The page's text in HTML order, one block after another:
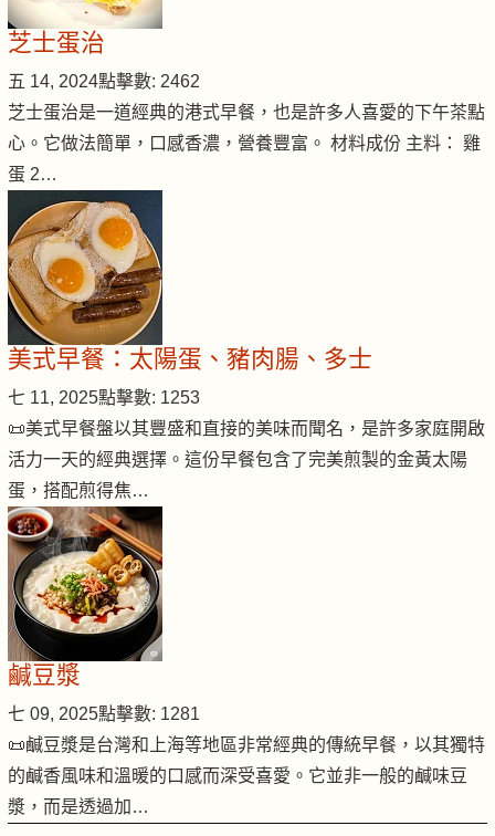
芝士蛋治
五 14, 2024點擊數: 2462
芝士蛋治是一道經典的港式早餐，也是許多人喜愛的下午茶點
心。它做法簡單，口感香濃，營養豐富。 材料成份 主料： 雞
蛋 2…
美式早餐：太陽蛋、豬肉腸、多士
七 11, 2025點擊數: 1253
📜美式早餐盤以其豐盛和直接的美味而聞名，是許多家庭開啟
活力一天的經典選擇。這份早餐包含了完美煎製的金黃太陽
蛋，搭配煎得焦…
鹹豆漿
七 09, 2025點擊數: 1281
📜鹹豆漿是台灣和上海等地區非常經典的傳統早餐，以其獨特
的鹹香風味和溫暖的口感而深受喜愛。它並非一般的鹹味豆
漿，而是透過加…